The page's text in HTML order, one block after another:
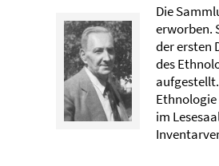
Die
erworben.
der ersten
des
im